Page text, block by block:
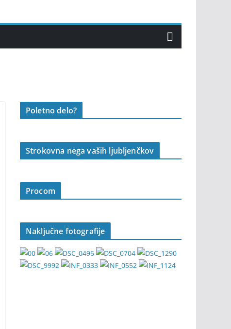
Poletno delo?
Strokovna nega vaših ljubljenčkov
Procom
Naključne fotografije